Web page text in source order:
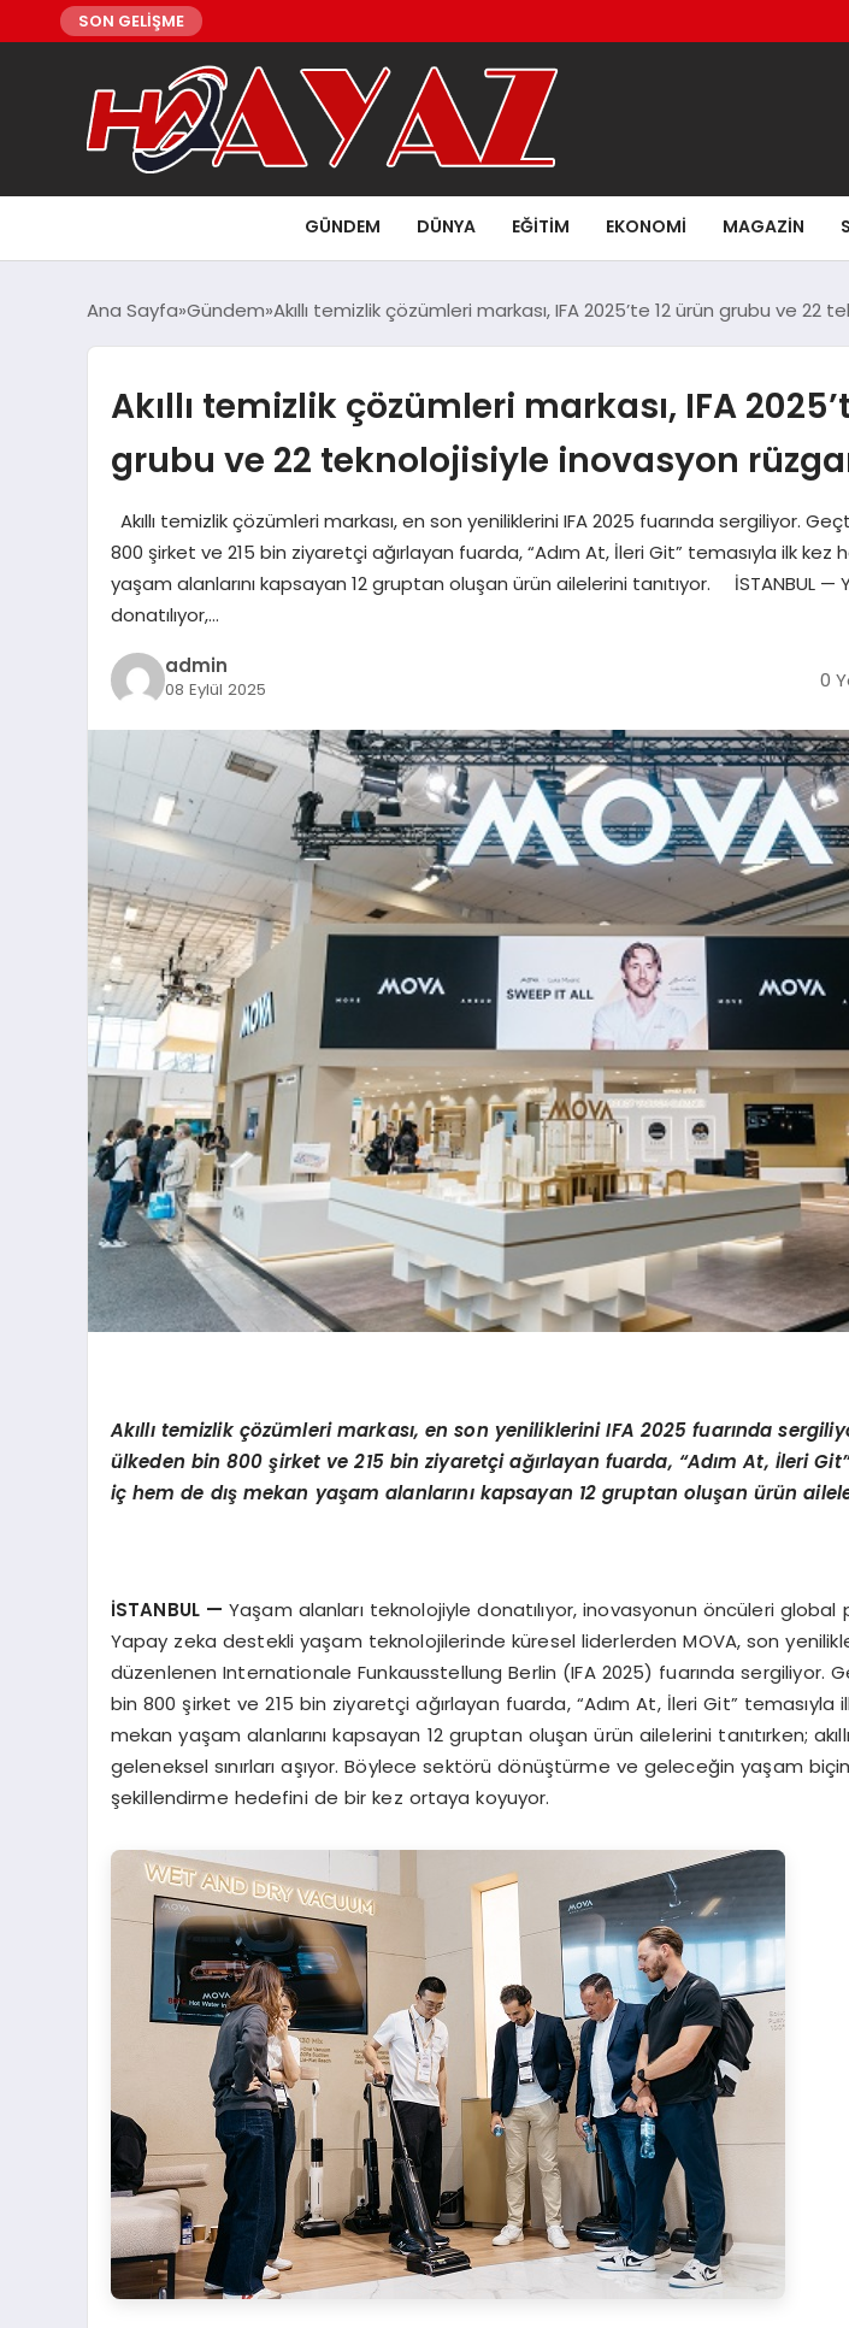
SON GELİŞME
GÜNDEM DÜNYA EĞITIM EKONOMI MAGAZIN
Ana Sayfa Gündem Akıllı temizlik çözümleri markası, IFA 2025’te 12 ürün grubu ve
Akıllı temizlik çözümleri markası, IFA
grubu ve 22 teknolojisiyle inovasyon
Akıllı temizlik çözümleri markası, en son yeniliklerini IFA 2025 fuarında sergiliyor.
800 şirket ve 215 bin ziyaretçi ağırlayan fuarda, “Adım At, İleri Git” temasıyla ilk kez
yaşam alanlarını kapsayan 12 gruptan oluşan ürün ailelerini tanıtıyor. İSTANBUL —
donatılıyor,…
admin
08 Eylül 2025 0
Akıllı temizlik çözümleri markası, en son yeniliklerini IFA 2025 fuarında
ülkeden bin 800şirket ve 215 bin ziyaretçi ağırlayan fuarda, “Adım At, İleri Git
iç hem de dış mekan yaşam alanlarını kapsayan 12 gruptan oluşan ürün
İSTANBUL — Yaşam alanları teknolojiyle donatılıyor, inovasyonun öncüleri
Yapay zeka destekli yaşam teknolojilerinde küresel liderlerden MOVA, son
düzenlenen Internationale Funkausstellung Berlin (IFA 2025) fuarında sergiliyor.
bin 800 şirket ve 215 bin ziyaretçi ağırlayan fuarda, “Adım At, İleri Git” temasıyla
mekan yaşam alanlarını kapsayan 12 gruptan oluşan ürün ailelerini tanıtırken;
geleneksel sınırları aşıyor. Böylece sektörü dönüştürme ve geleceğin yaşam
şekillendirme hedefini de bir kez ortaya koyuyor.